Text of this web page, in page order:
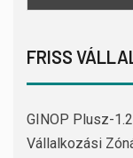
FRISS
GINOP Plusz-
Vállalkozási